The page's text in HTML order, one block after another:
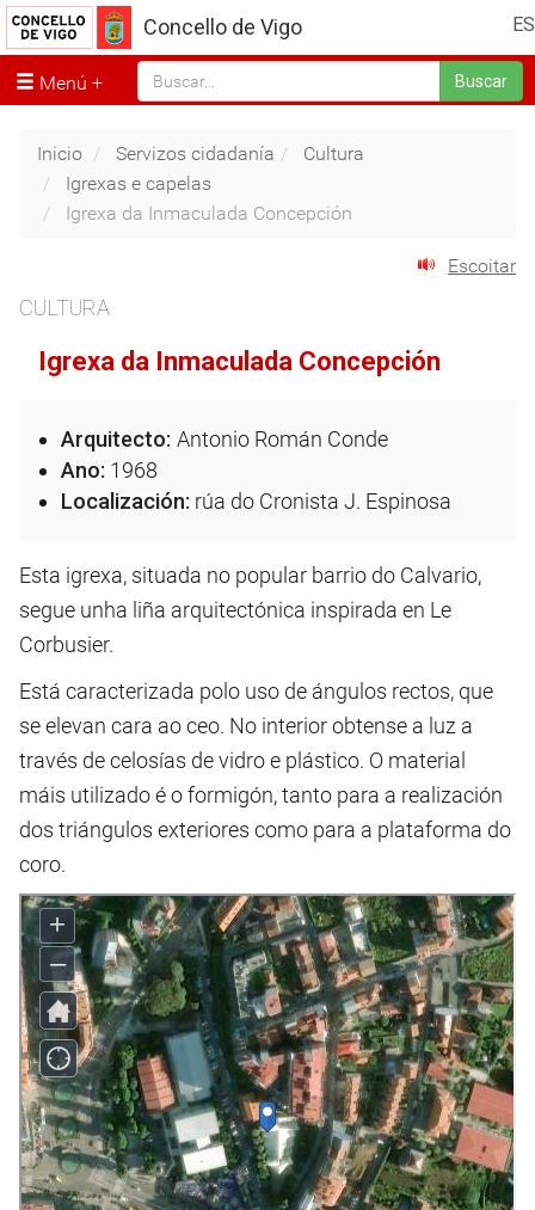
ES
Concello de Vigo
Menú Buscar
Inicio Servizos cidadanía
Cultura
Igrexas e capelas
Igrexa da Inmaculada Concepción
Escoitar
CULTURA
Igrexa da Inmaculada Concepción
Arquitecto: Antonio Román Conde
Ano: 1968
Localización: rúa do Cronista J. Espinosa
Esta igrexa, situada no popular barrio do Calvario,
segue unha liña arquitectónica inspirada en Le
Corbusier.
Está caracterizada polo uso de ángulos rectos, que
se elevan cara ao ceo. No interior obtense a luz a
través de celosías de vidro e plástico. O material
máis utilizado é o formigón, tanto para a realización
dos triángulos exteriores como para a plataforma do
coro.